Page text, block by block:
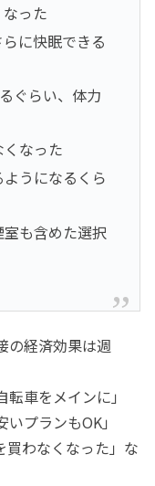
った
に快眠できる
ぐらい、体力
なった
うになるくら
も含めた選択
の経済効果は週
車をメインに」
プランもOK」
買わなくなった」な